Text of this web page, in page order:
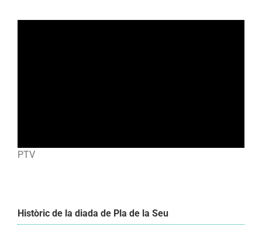
PTV
Històric de la diada de Pla de la Seu